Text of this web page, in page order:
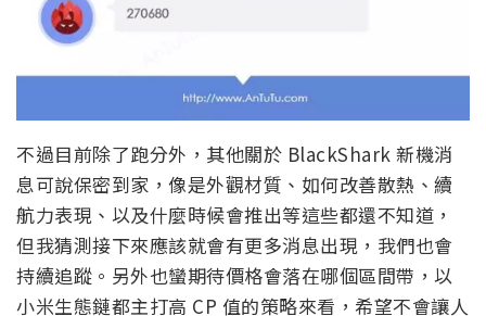
不過目前除了跑分外，其他關於 BlackShark 新機消
息可說保密到家，像是外觀材質、如何改善散熱、續
航力表現、以及什麼時候會推出等這些都還不知道，
但我猜測接下來應該就會有更多消息出現，我們也會
持續追蹤。另外也蠻期待價格會落在哪個區間帶，以
小米生態鏈都主打高 CP 值的策略來看，希望不會讓人